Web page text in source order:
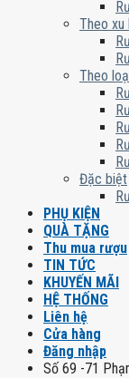
Theo xu
Theo
Đặc biệt
PHỤ KIỆN
QUÀ TẶNG
Thu mua rượu
TIN TỨC
KHUYẾN MÃI
HỆ THỐNG
Liên hệ
Cửa hàng
Đăng nhập
Số 69 -71